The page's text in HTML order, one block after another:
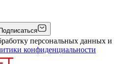
Подписаться
персональных данных и
конфиденциальности